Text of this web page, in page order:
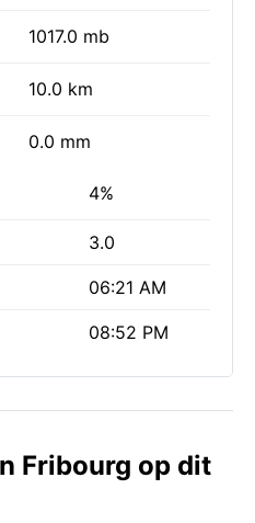
1017.0 mb
10.0 km
0.0 mm
4%
3.0
06:21 AM
08:52 PM
Fribourg op dit